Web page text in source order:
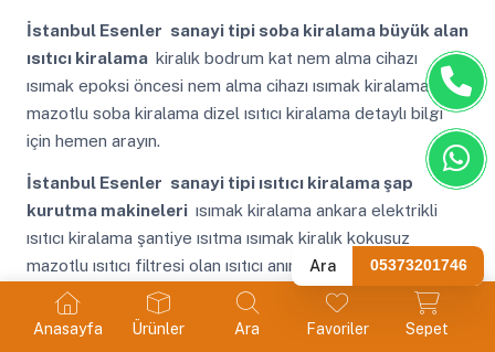
Anasayfa Ürünler Ara Favoriler Sepet
İstanbul Esenler sanayi tipi soba kiralama büyük alan
ısıtıcı kiralama kiralık bodrum kat nem alma cihazı
ısımak epoksi öncesi nem alma cihazı ısımak kiralama
mazotlu soba kiralama dizel ısıtıcı kiralama detaylı bilgi
için hemen arayın.
İstanbul Esenler sanayi tipi ısıtıcı kiralama şap
kurutma makineleri ısımak kiralama ankara elektrikli
ısıtıcı kiralama şantiye ısıtma ısımak kiralık kokusuz
mazotlu ısıtıcı filtresi olan ısıtıcı anında kurulum için
ulaşabilirsiniz.
İstanbul EsenlerMazotlu Isıtıcı Kiralama
Ara 05373201746